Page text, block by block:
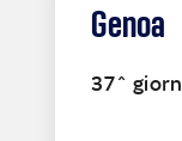
Genoa
37^